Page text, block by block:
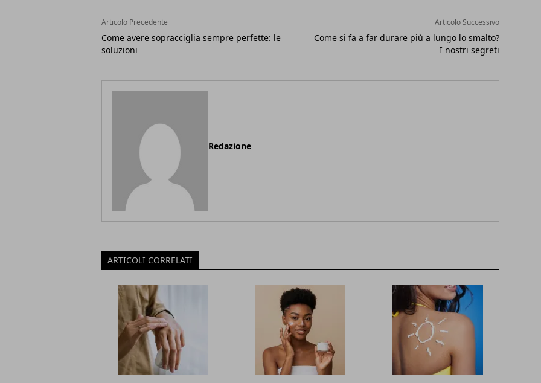
Articolo Precedente
Come avere sopracciglia sempre perfette: le
soluzioni
Articolo Successivo
Come si fa a far durare più a lungo lo smalto?
I nostri segreti
Redazione
ARTICOLI CORRELATI